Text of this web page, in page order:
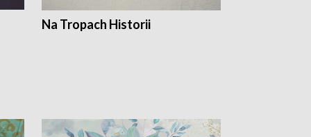
Na Tropach Historii